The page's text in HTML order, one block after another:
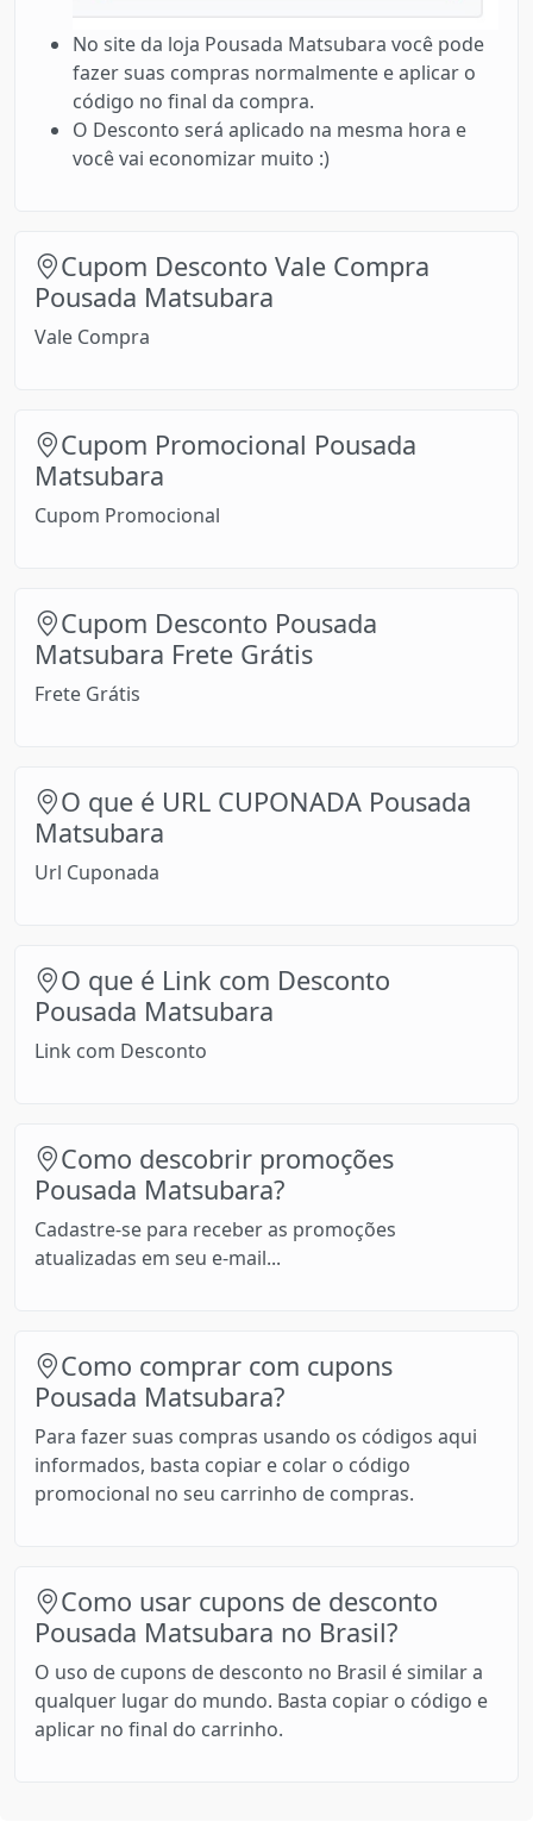
No site da loja Pousada Matsubara você pode
fazer suas compras normalmente e aplicar o
código no final da compra.
O Desconto será aplicado na mesma hora e
você vai economizar muito :)
Cupom Desconto Vale Compra
Pousada Matsubara
Vale Compra
Cupom Promocional Pousada
Matsubara
Cupom Promocional
Cupom Desconto Pousada
Matsubara Frete Grátis
Frete Grátis
O que é URL CUPONADA Pousada
Matsubara
Url Cuponada
O que é Link com Desconto
Pousada Matsubara
Link com Desconto
Como descobrir promoções
Pousada Matsubara?
Cadastre-se para receber as promoções
atualizadas em seu e-mail...
Como comprar com cupons
Pousada Matsubara?
Para fazer suas compras usando os códigos aqui
informados, basta copiar e colar o código
promocional no seu carrinho de compras.
Como usar cupons de desconto
Pousada Matsubara no Brasil?
O uso de cupons de desconto no Brasil é similar a
qualquer lugar do mundo. Basta copiar o código e
aplicar no final do carrinho.